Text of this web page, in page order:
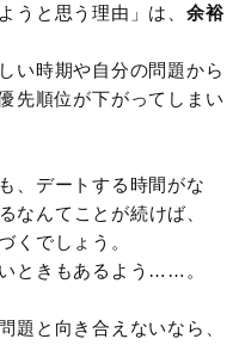
うと思う理由」は、 余裕
い時期や自分の問題から
先順位が下がってしまい
、デートする時間がな
なんてことが続けば、
くでしょう。
ときもあるよう……。
題と向き合えないなら、